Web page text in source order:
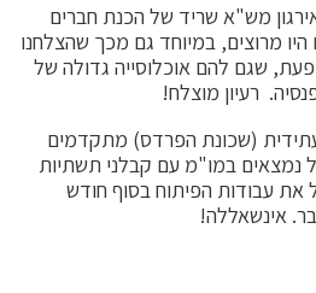
מש"א שריד של הכנת חברים
מרוצים, במיוחד גם מכך שהצלחנו
שגם להם אוכלוסייה גדולה של
רעיון מוצלח!
(שכונת הפרדס) מתקדמים
נמצאים במו"מ עם קבלני תשתיות
את עבודות הפיתוח בסוף חודש
אינשאללה!